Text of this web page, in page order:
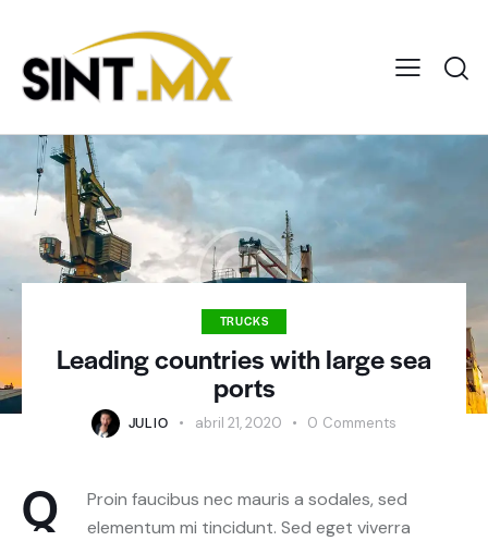
TRUCKS
Leading countries with large sea
ports
JULIO abril 21, 2020 0 Comments
Q
Proin faucibus nec mauris a sodales, sed
elementum mi tincidunt. Sed eget viverra